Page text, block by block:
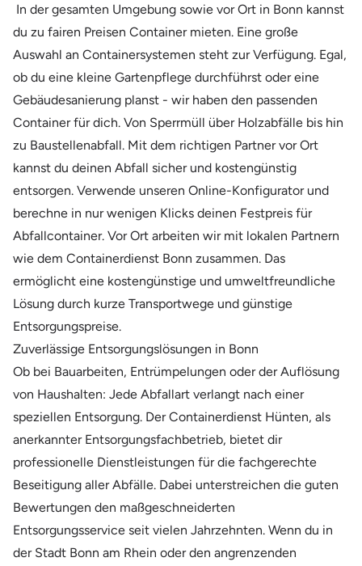
In der gesamten Umgebung sowie vor Ort in Bonn kannst
du zu fairen Preisen Container mieten. Eine große
Auswahl an Containersystemen steht zur Verfügung. Egal,
ob du eine kleine Gartenpflege durchführst oder eine
Gebäudesanierung planst - wir haben den passenden
Container für dich. Von Sperrmüll über Holzabfälle bis hin
zu Baustellenabfall. Mit dem richtigen Partner vor Ort
kannst du deinen Abfall sicher und kostengünstig
entsorgen. Verwende unseren Online-Konfigurator und
berechne in nur wenigen Klicks deinen Festpreis für
Abfallcontainer. Vor Ort arbeiten wir mit lokalen Partnern
wie dem Containerdienst Bonn zusammen. Das
ermöglicht eine kostengünstige und umweltfreundliche
Lösung durch kurze Transportwege und günstige
Entsorgungspreise.
Zuverlässige Entsorgungslösungen in Bonn
Ob bei Bauarbeiten, Entrümpelungen oder der Auflösung
von Haushalten: Jede Abfallart verlangt nach einer
speziellen Entsorgung. Der Containerdienst Hünten, als
anerkannter Entsorgungsfachbetrieb, bietet dir
professionelle Dienstleistungen für die fachgerechte
Beseitigung aller Abfälle. Dabei unterstreichen die guten
Bewertungen den maßgeschneiderten
Entsorgungsservice seit vielen Jahrzehnten. Wenn du in
der Stadt Bonn am Rhein oder den angrenzenden